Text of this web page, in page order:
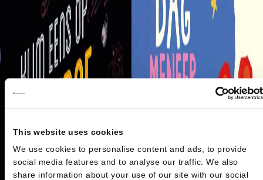
This website uses cookies
We use cookies to personalise content and ads, to provide
social media features and to analyse our traffic. We also
share information about your use of our site with our social